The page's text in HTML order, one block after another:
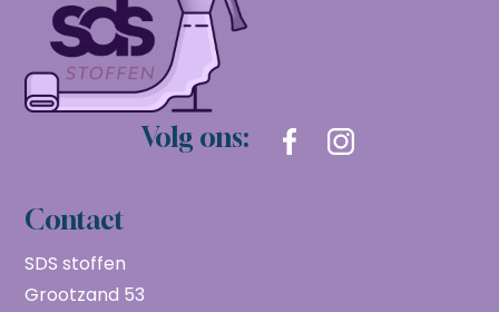
Volg ons:
Contact
SDS stoffen
Grootzand 53